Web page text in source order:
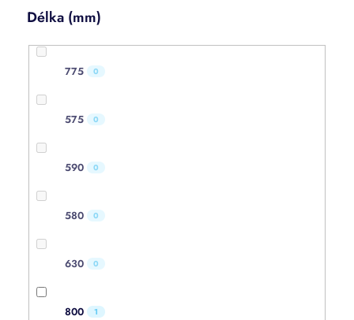
Délka (mm)
775 0
575 0
590 0
580 0
630 0
800 1